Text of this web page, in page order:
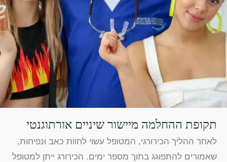
תקופת ההחלמה מיישור שיניים אורתוגנטי
לאחר ההליך הכירורגי, המטופל עשוי לחוות כאב ונפיחות,
שאמורים להתפוגג בתוך מספר ימים. הכירורג ייתן למטופל